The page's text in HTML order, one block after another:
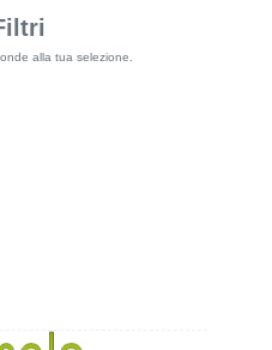
alla tua selezione.